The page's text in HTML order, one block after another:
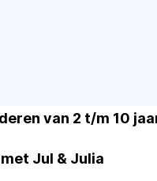
van 2 t/m 10
Jul & Julia